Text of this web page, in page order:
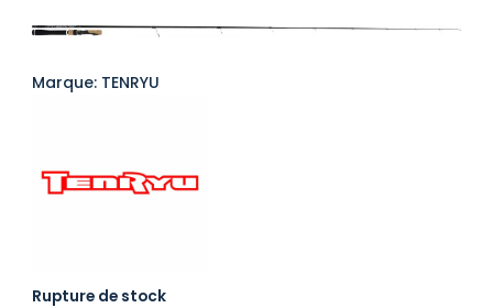
Marque: TENRYU
Rupture de stock